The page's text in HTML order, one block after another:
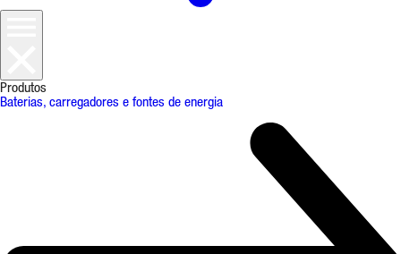
Produtos
Baterias, carregadores e fontes de energia